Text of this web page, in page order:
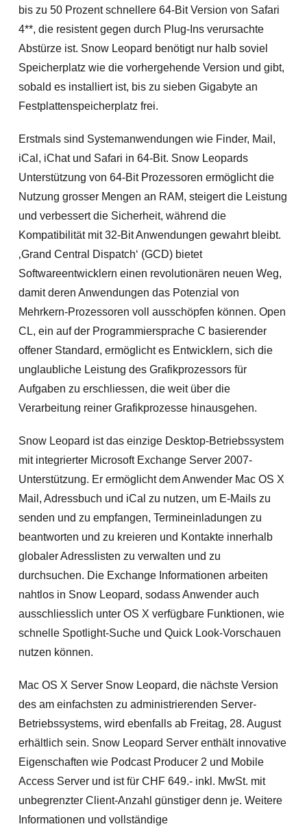
bis zu 50 Prozent schnellere 64-Bit Version von Safari
4**, die resistent gegen durch Plug-Ins verursachte
Abstürze ist. Snow Leopard benötigt nur halb soviel
Speicherplatz wie die vorhergehende Version und gibt,
sobald es installiert ist, bis zu sieben Gigabyte an
Festplattenspeicherplatz frei.
Erstmals sind Systemanwendungen wie Finder, Mail,
iCal, iChat und Safari in 64-Bit. Snow Leopards
Unterstützung von 64-Bit Prozessoren ermöglicht die
Nutzung grosser Mengen an RAM, steigert die Leistung
und verbessert die Sicherheit, während die
Kompatibilität mit 32-Bit Anwendungen gewahrt bleibt.
‚Grand Central Dispatch‘ (GCD) bietet
Softwareentwicklern einen revolutionären neuen Weg,
damit deren Anwendungen das Potenzial von
Mehrkern-Prozessoren voll ausschöpfen können. Open
CL, ein auf der Programmiersprache C basierender
offener Standard, ermöglicht es Entwicklern, sich die
unglaubliche Leistung des Grafikprozessors für
Aufgaben zu erschliessen, die weit über die
Verarbeitung reiner Grafikprozesse hinausgehen.
Snow Leopard ist das einzige Desktop-Betriebssystem
mit integrierter Microsoft Exchange Server 2007-
Unterstützung. Er ermöglicht dem Anwender Mac OS X
Mail, Adressbuch und iCal zu nutzen, um E-Mails zu
senden und zu empfangen, Termineinladungen zu
beantworten und zu kreieren und Kontakte innerhalb
globaler Adresslisten zu verwalten und zu
durchsuchen. Die Exchange Informationen arbeiten
nahtlos in Snow Leopard, sodass Anwender auch
ausschliesslich unter OS X verfügbare Funktionen, wie
schnelle Spotlight-Suche und Quick Look-Vorschauen
nutzen können.
Mac OS X Server Snow Leopard, die nächste Version
des am einfachsten zu administrierenden Server-
Betriebssystems, wird ebenfalls ab Freitag, 28. August
erhältlich sein. Snow Leopard Server enthält innovative
Eigenschaften wie Podcast Producer 2 und Mobile
Access Server und ist für CHF 649.- inkl. MwSt. mit
unbegrenzter Client-Anzahl günstiger denn je. Weitere
Informationen und vollständige